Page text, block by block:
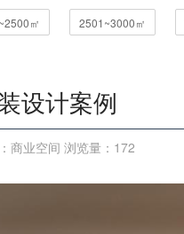
㎡ 2501~3000㎡
设计案例
商业空间 浏览量： 172